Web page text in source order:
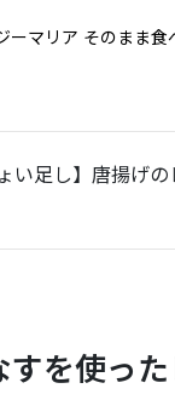
ーマリア そのまま食
ょい足し】唐揚げ
すを使っ